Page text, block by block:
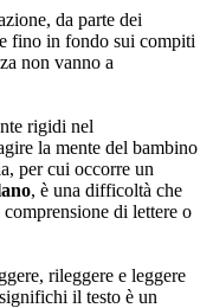
da parte dei
fino in fondo sui compiti
non vanno a
rigidi nel
la mente del bambino
per cui occorre un
, è una difficoltà che
di lettere o
rileggere e leggere
il testo è un